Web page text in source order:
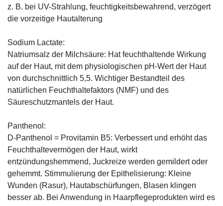
z. B. bei UV-Strahlung, feuchtigkeitsbewahrend, verzögert
die vorzeitige Hautalterung
Sodium Lactate:
Natriumsalz der Milchsäure: Hat feuchthaltende Wirkung
auf der Haut, mit dem physiologischen pH-Wert der Haut
von durchschnittlich 5,5. Wichtiger Bestandteil des
natürlichen Feuchthaltefaktors (NMF) und des
Säureschutzmantels der Haut.
Panthenol:
D-Panthenol = Provitamin B5: Verbessert und erhöht das
Feuchthaltevermögen der Haut, wirkt
entzündungshemmend, Juckreize werden gemildert oder
gehemmt. Stimmulierung der Epithelisierung: Kleine
Wunden (Rasur), Hautabschürfungen, Blasen klingen
besser ab. Bei Anwendung in Haarpflegeprodukten wird es